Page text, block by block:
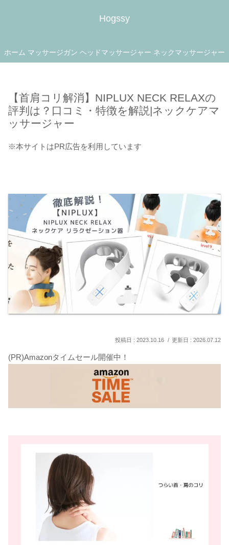
Hogssy
ホーム マッサージガン ヘッドマッサージャー ネックマッサージャー
【首肩コリ解消】NIPLUX NECK RELAXの
評判は？口コミ・特徴を解説|ネックケアマ
ッサージャー
※本サイトはPR広告を利用しています
2023.10.16 2026.07.12
(PR)Amazonタイムセール開催中！